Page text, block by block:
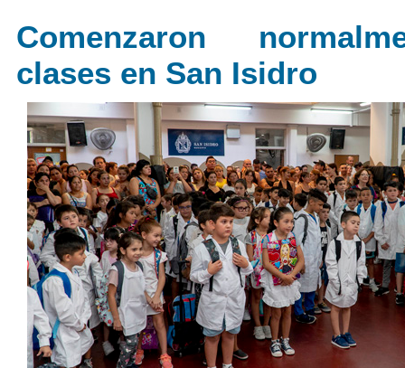
Comenzaron
clases en San Isidro